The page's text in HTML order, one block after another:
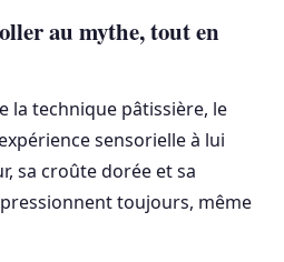
au mythe, tout en
la technique pâtissière, le
sensorielle à lui
sa croûte dorée et sa
toujours, même